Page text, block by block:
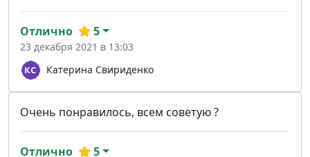
Катерина Свириденко
Отлично 5
23 декабря 2021 в 13:03
Очень понравилось, всем советую ?
Отлично 5